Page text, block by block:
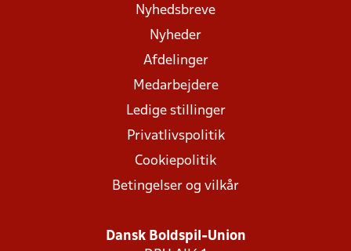
Nyhedsbreve
Nyheder
Afdelinger
Medarbejdere
Ledige stillinger
Privatlivspolitik
Cookiepolitik
Betingelser og vilkår
Dansk Boldspil-Union